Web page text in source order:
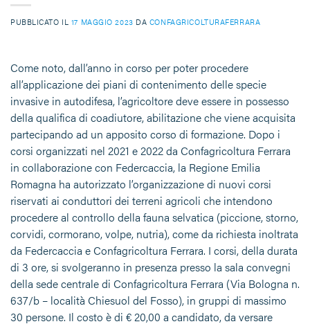
PUBBLICATO IL 17 MAGGIO 2023 DA CONFAGRICOLTURAFERRARA
Come noto, dall’anno in corso per poter procedere
all’applicazione dei piani di contenimento delle specie
invasive in autodifesa, l’agricoltore deve essere in possesso
della qualifica di coadiutore, abilitazione che viene acquisita
partecipando ad un apposito corso di formazione. Dopo i
corsi organizzati nel 2021 e 2022 da Confagricoltura Ferrara
in collaborazione con Federcaccia, la Regione Emilia
Romagna ha autorizzato l’organizzazione di nuovi corsi
riservati ai conduttori dei terreni agricoli che intendono
procedere al controllo della fauna selvatica (piccione, storno,
corvidi, cormorano, volpe, nutria), come da richiesta inoltrata
da Federcaccia e Confagricoltura Ferrara. I corsi, della durata
di 3 ore, si svolgeranno in presenza presso la sala convegni
della sede centrale di Confagricoltura Ferrara (Via Bologna n.
637/b – località Chiesuol del Fosso), in gruppi di massimo
30 persone. Il costo è di € 20,00 a candidato, da versare